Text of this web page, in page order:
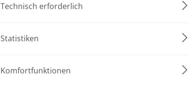
Technisch erforderlich
Statistiken
Komfortfunktionen